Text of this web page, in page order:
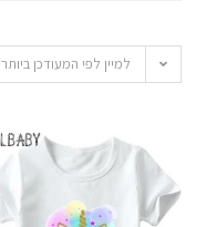
למיין לפי המעודכן ביותר